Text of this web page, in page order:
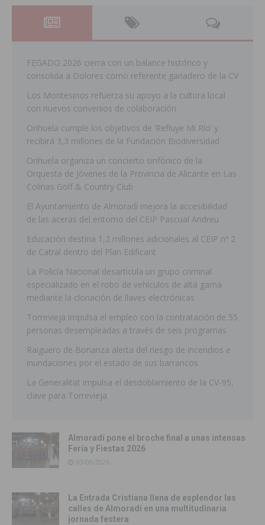
FEGADO 2026 cierra con un balance histórico y
consolida a Dolores como referente ganadero de la CV
Los Montesinos refuerza su apoyo a la cultura local
con nuevos convenios de colaboración
Orihuela cumple los objetivos de ‘Refluye Mi Río’ y
recibirá 3,3 millones de la Fundación Biodiversidad
Orihuela organiza un concierto sinfónico de la
Orquesta de Jóvenes de la Provincia de Alicante en Las
Colinas Golf & Country Club
El Ayuntamiento de Almoradí mejora la accesibilidad
de las aceras del entorno del CEIP Pascual Andreu
Educación destina 1,2 millones adicionales al CEIP nº 2
de Catral dentro del Plan Edificant
La Policía Nacional desarticula un grupo criminal
especializado en el robo de vehículos de alta gama
mediante la clonación de llaves electrónicas
Torrevieja impulsa el empleo con la contratación de 55
personas desempleadas a través de seis programas
Raiguero de Bonanza alerta del riesgo de incendios e
inundaciones por el estado de sus barrancos
La Generalitat impulsa el desdoblamiento de la CV-95,
clave para Torrevieja
Almoradí pone el broche final a unas intensas
Feria y Fiestas 2026
03/08/2026
La Entrada Cristiana llena de esplendor las
calles de Almoradí en una multitudinaria
jornada festera